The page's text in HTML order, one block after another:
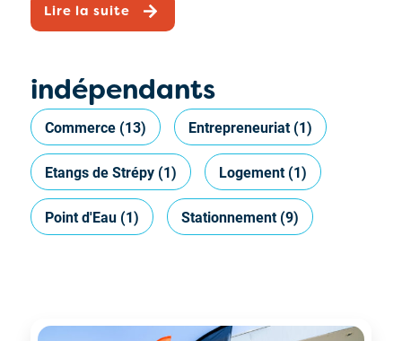
Lire la suite
indépendants
Commerce (13) Entrepreneuriat(1)
Etangs de Strépy (1) Logement(1)
Point d'Eau (1) Stationnement(9)